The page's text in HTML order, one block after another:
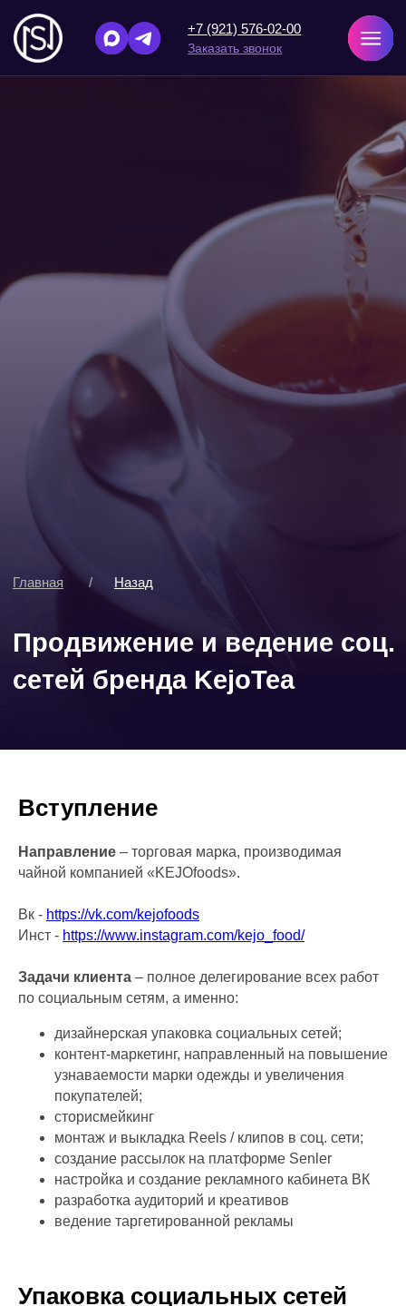
Заказать звонок
+7 (921) 576-02-00
Продвижение и ведение соц.
сетей бренда KejoTea
Назад
Вступление
Направление – торговая марка, производимая
чайной компанией «KEJOfoods».
Вк - https://vk.com/kejofoods
Инст - https://www.instagram.com/kejo_food/
Задачи клиента – полное делегирование всех работ
по социальным сетям, а именно:
дизайнерская упаковка социальных сетей;
контент-маркетинг, направленный на повышение
узнаваемости марки одежды и увеличения
покупателей;
сторисмейкинг
монтаж и выкладка Reels / клипов в соц. сети;
создание рассылок на платформе Senler
настройка и создание рекламного кабинета ВК
разработка аудиторий и креативов
ведение таргетированной рекламы
Упаковка социальных сетей